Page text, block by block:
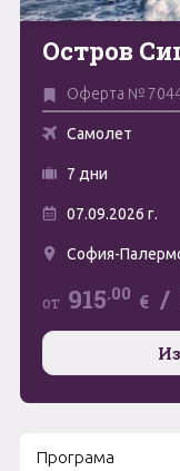
Май
Юни
Юли
Август
Септември
Октомври
Ноември
0894 466 775
Свържете се с нас
Остров
Оферта №
Самолет
7 дни
07.09.2026 г.
София-
от 915.00 € /
Програма